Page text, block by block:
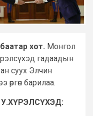
хот. Монгол
гадаадын
суух Элчин
барилаа.